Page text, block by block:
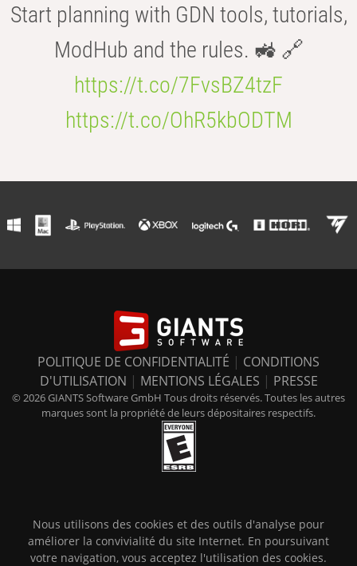
Start planning with GDN tools, tutorials,
ModHub and the rules. 🚜 🔗
https://t.co/7FvsBZ4tzF
https://t.co/OhR5kbODTM
POLITIQUE DE CONFIDENTIALITÉ | CONDITIONS
D'UTILISATION | MENTIONS LÉGALES | PRESSE
© 2026 GIANTS Software GmbH Tous droits réservés. Toutes les autres
marques sont la propriété de leurs dépositaires respectifs.
Nous utilisons des cookies et des outils d'analyse pour
améliorer la convivialité du site Internet. En poursuivant
votre navigation, vous acceptez l'utilisation des cookies.